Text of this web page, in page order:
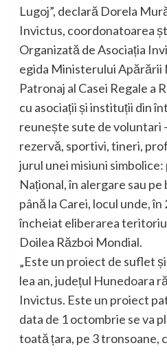
Lugoj”, declară Dorela
Invictus, coordonatoarea
Organizată de Asociația
egida Ministerului Apărării
Patronaj al Casei Regale a
cu asociații și instituții din
reunește sute de voluntari
rezervă, sportivi, tineri,
jurul unei misiuni
Național, în alergare sau
până la Carei, locul unde,
încheiat eliberarea
Doilea Război Mondial.
„Este un proiect de suflet
lea an, județul Hunedoara
Invictus. Este un proiect
data de 1 octombrie se va
toată țara, pe 3 tronsoane,